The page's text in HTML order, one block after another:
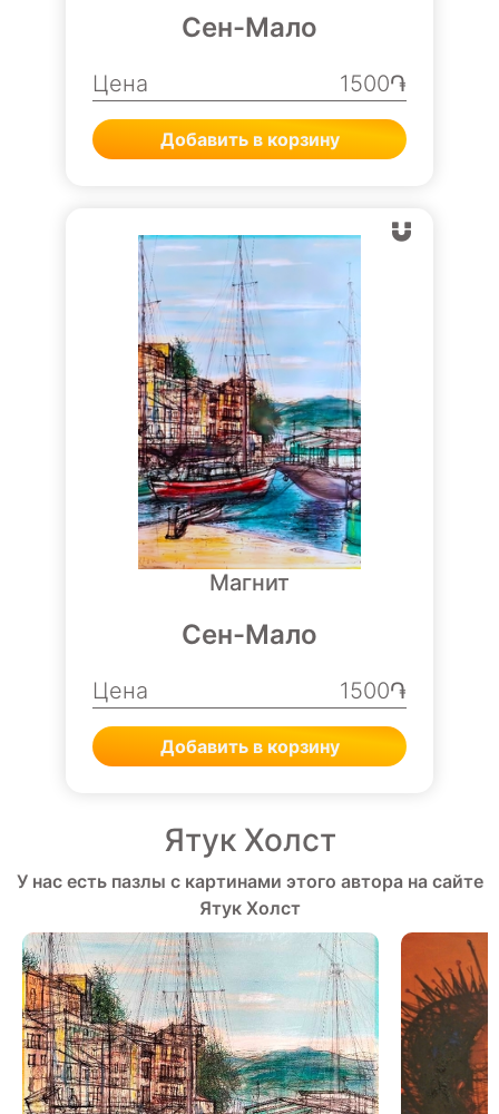
Сен-Мало
Цена 1500֏
Добавить в корзину
Магнит
Сен-Мало
Цена 1500֏
Добавить в корзину
Ятук Холст
У нас есть пазлы с картинами этого автора на сайте
Ятук Холст